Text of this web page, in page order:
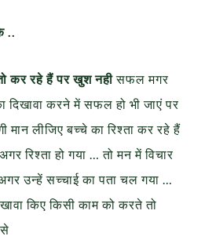
..
कर रहे हैं पर खुश नहीसफल मगर
करने में सफल हो भी जाएं पर
मान लीजिए बच्चे का रिश्ता कर रहे हैं
रिश्ता हो गया … तो मन में विचार
अगर उन्हें सच्चाई का पता चल गया …
किए किसी काम को करते तो